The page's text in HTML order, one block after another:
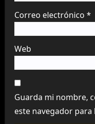
Correo electrónico *
Web
Guarda mi nombre,
este navegador